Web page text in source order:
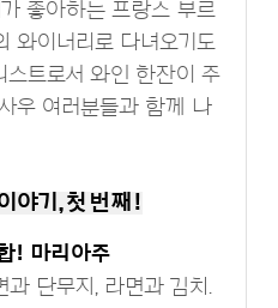
좋아하는 프랑스 부르
와이너리로 다녀오기도
스트로서 와인 한잔이 주
우 여러분들과 함께 나
야기, 첫 번째!
! 마리아주
단무지, 라면과 김치.